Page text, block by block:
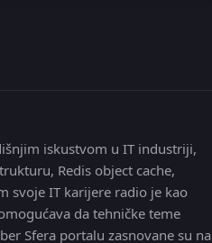
iskustvom u IT industriji,
Redis object cache,
svoje IT karijere radio je kao
da tehničke teme
Sfera portalu zasnovane su na